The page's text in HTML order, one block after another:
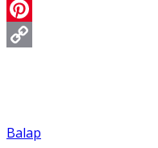
WhatsApp
Pinterest
Balap